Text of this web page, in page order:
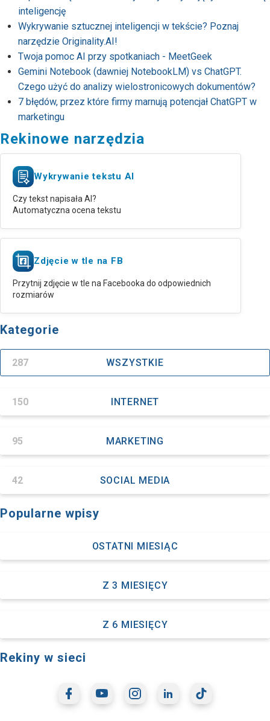
inteligencję
Wykrywanie sztucznej inteligencji w tekście? Poznaj
narzędzie Originality.AI!
Twoja pomoc AI przy spotkaniach - MeetGeek
Gemini Notebook (dawniej NotebookLM) vs ChatGPT.
Czego użyć do analizy wielostronicowych dokumentów?
7 błędów, przez które firmy marnują potencjał ChatGPT w
marketingu
Rekinowe narzędzia
Wykrywanie tekstu AI
Czy tekst napisała AI?
Automatyczna ocena tekstu
Zdjęcie w tle na FB
Przytnij zdjęcie w tle na Facebooka do odpowiednich
rozmiarów
Kategorie
WSZYSTKIE
287
INTERNET
150
MARKETING
95
SOCIAL MEDIA
42
Popularne wpisy
OSTATNI MIESIĄC
Z 3 MIESIĘCY
Z 6 MIESIĘCY
Rekiny w sieci